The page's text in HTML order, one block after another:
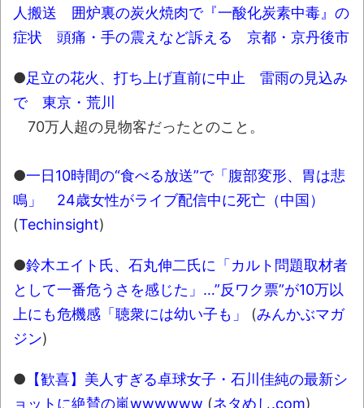
時代の流れ
【衝撃】道志村の骨や服、沢の上流から流
オーストラリアの男性飛行家 太平洋横断
飛行
屋やお煽り運転など盛りだくさん
「ム、ムリです・・・」メガネ美人ナース
に入院中のオレのオナサポ懇願したら・・・
に入院中のオレのオナサポ懇願したら・・・
ナチスドイツは何故バルバロッサ作戦とか
いう無茶に踏み切ってしまったのか
まるで親子のような子猫とシェパード
人搬送 囲炉裏の炭火焼肉で『一酸化炭素中毒』の
症状 頭痛・手の震えなど訴える 京都・京丹後市
●足立の花火、打ち上げ直前に中止 雷雨の見込み
で 東京・荒川
70万人超の見物客だったとのこと。
●一日10時間の“食べる放送”で「腹部変形、胃は悲
鳴」 24歳女性がライブ配信中に死亡（中国）
(Techinsight)
●鈴木エイト氏、石丸伸二氏に「カルト問題取材者
として一番危うさを感じた」…”反ワク票”が10万以
上にも危機感「聴衆には幼い子も」
(みんかぶマガ
ジン)
● 【歓喜】美人すぎる卓球女子・石川佳純の最新シ
ョットに絶賛の嵐wwwwww (ネタめし.com)